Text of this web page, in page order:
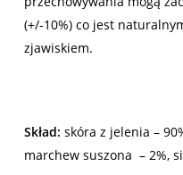
(+/-10%) co jest
zjawiskiem.
Skład: skóra z jelenia –
marchew suszona – 2%,